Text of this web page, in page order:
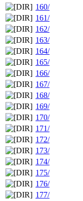
160/
161/
162/
163/
164/
165/
166/
167/
168/
169/
170/
171/
172/
173/
174/
175/
176/
177/